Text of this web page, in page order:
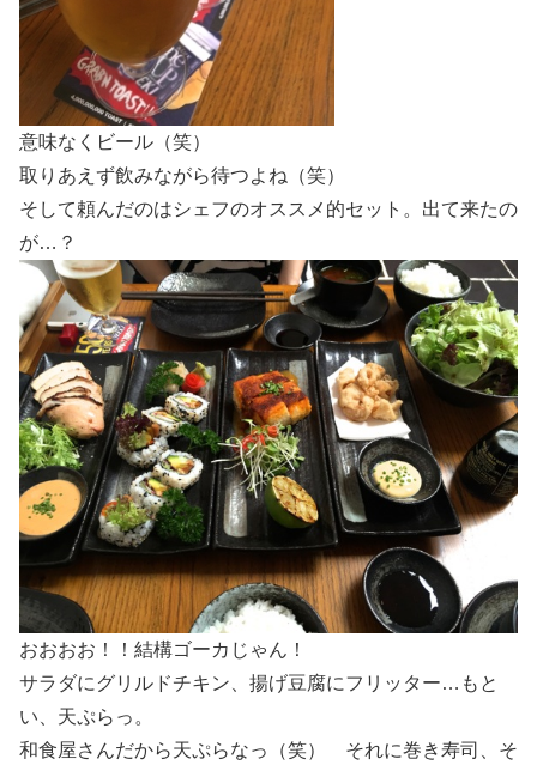
意味なくビール（笑）
取りあえず飲みながら待つよね（笑）
そして頼んだのはシェフのオススメ的セット。出て来たの
が…？
おおおお！！結構ゴーカじゃん！
サラダにグリルドチキン、揚げ豆腐にフリッター…もと
い、天ぷらっ。
和食屋さんだから天ぷらなっ（笑） それに巻き寿司、そ